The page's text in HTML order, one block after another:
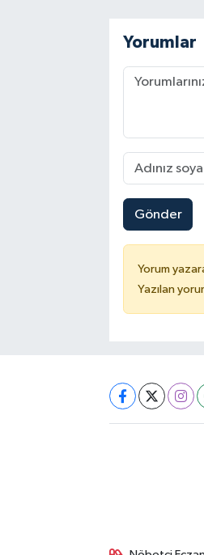
Yorumlar
Gönder
Yorum
Yazılan